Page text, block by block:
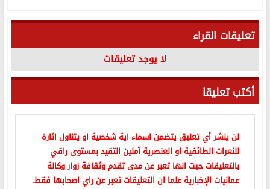
تعليقات القراء
لا يوجد تعليقات
أكتب تعليقا
لن ينشر أي تعليق يتضمن اسماء اية شخصية او يتناول اثارة
للنعرات الطائفية او العنصرية آملين التقيد بمستوى راقي
بالتعليقات حيث انها تعبر عن مدى تقدم وثقافة زوار وكالة
عمانيات الإخبارية علما ان التعليقات تعبر عن راي اصحابها فقط.